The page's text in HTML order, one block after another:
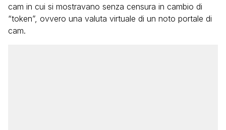
cam in cui si mostravano senza censura in cambio di
“token”, ovvero una valuta virtuale di un noto portale di
cam.